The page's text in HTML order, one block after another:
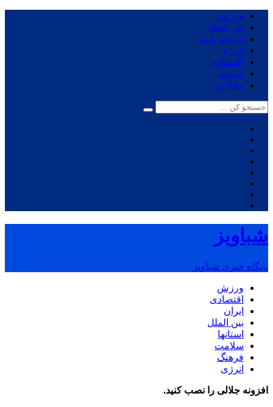
ورزش
بین الملل
ارتباط با ما
انرژی
اقتصادی
جامعه
مقالات
شباویز
پایگاه خبری شباویز
ورزش
اقتصادی
ایران
بین الملل
استانها
سلامت
فرهنگ
انرژی
افزونه جلالی را نصب کنید.